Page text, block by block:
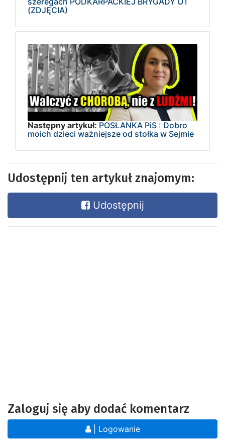
(ZDJĘCIA)
Następny artykuł: POSŁANKA PiS : Dobro
moich dzieci ważniejsze od stołka w Sejmie
Udostępnij ten artykuł znajomym:
Udostępnij
Zaloguj się aby dodać komentarz
| Logowanie